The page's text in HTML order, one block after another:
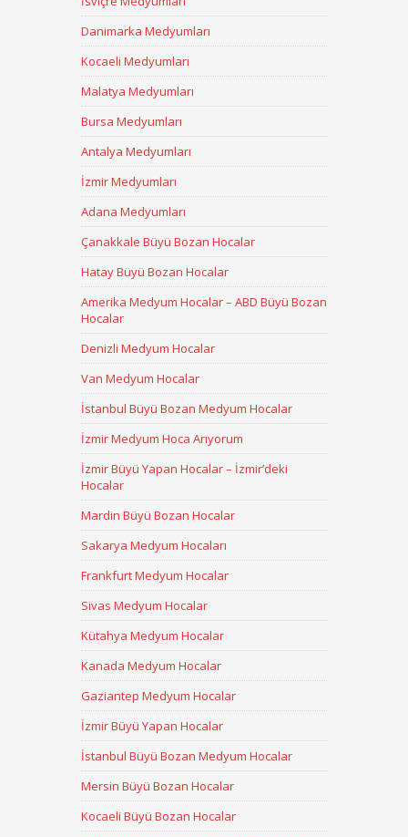
Danimarka Medyumları
Kocaeli Medyumları
Malatya Medyumları
Bursa Medyumları
Antalya Medyumları
İzmir Medyumları
Adana Medyumları
Çanakkale Büyü Bozan Hocalar
Hatay Büyü Bozan Hocalar
Amerika Medyum Hocalar – ABD Büyü Bozan
Hocalar
Denizli Medyum Hocalar
Van Medyum Hocalar
İstanbul Büyü Bozan Medyum Hocalar
İzmir Medyum Hoca Arıyorum
İzmir Büyü Yapan Hocalar – İzmir’deki
Hocalar
Mardin Büyü Bozan Hocalar
Sakarya Medyum Hocaları
Frankfurt Medyum Hocalar
Sivas Medyum Hocalar
Kütahya Medyum Hocalar
Kanada Medyum Hocalar
Gaziantep Medyum Hocalar
İzmir Büyü Yapan Hocalar
İstanbul Büyü Bozan Medyum Hocalar
Mersin Büyü Bozan Hocalar
Kocaeli Büyü Bozan Hocalar